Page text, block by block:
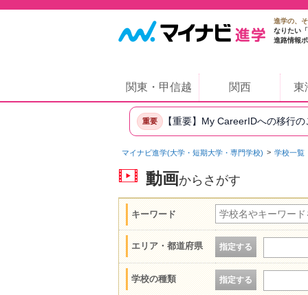
進学の、
なりたい
進路情報
関東・甲信越 関西 東
重要 【重要】My CareerIDへの移行
マイナビ進学(大学・短期大学・専門学校) 学校一覧
動画からさがす
キーワード
エリア・都道府県 指定する
学校の種類 指定する